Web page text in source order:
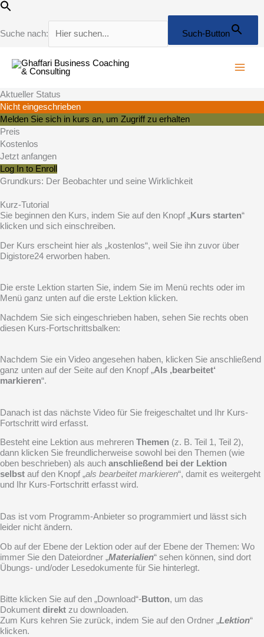
Suche nach: Such-Button
Zum
springen
Aktueller Status
Nicht eingeschrieben
Melden Sie sich in kurs an, um Zugriff zu erhalten
Preis
Kostenlos
Jetzt anfangen
Log In to Enroll
Grundkurs: Der Beobachter und seine Wirklichkeit
Kurz-Tutorial
Sie beginnen den Kurs, indem Sie auf den Knopf „Kurs starten“
klicken und sich einschreiben.
Der Kurs erscheint hier als „kostenlos“, weil Sie ihn zuvor über
Digistore24 erworben haben.
Die erste Lektion starten Sie, indem Sie im Menü rechts oder im
Menü ganz unten auf die erste Lektion klicken.
Nachdem Sie sich eingeschrieben haben, sehen Sie rechts oben
diesen Kurs-Fortschrittsbalken:
Nachdem Sie ein Video angesehen haben, klicken Sie anschließend
ganz unten auf der Seite auf den Knopf „Als ‚bearbeitet‘
markieren“.
Danach ist das nächste Video für Sie freigeschaltet und Ihr Kurs-
Fortschritt wird erfasst.
Besteht eine Lektion aus mehreren Themen (z. B. Teil 1, Teil 2),
dann klicken Sie freundlicherweise sowohl bei den Themen (wie
oben beschrieben) als auch anschließend bei der Lektion
selbst auf den Knopf „als bearbeitet markieren“, damit es weitergeht
und Ihr Kurs-Fortschritt erfasst wird.
Das ist vom Programm-Anbieter so programmiert und lässt sich
leider nicht ändern.
Ob auf der Ebene der Lektion oder auf der Ebene der Themen: Wo
immer Sie den Dateiordner „Materialien“ sehen können, sind dort
Übungs- und/oder Lesedokumente für Sie hinterlegt.
Bitte klicken Sie auf den „Download“-Button, um das
Dokument direkt zu downloaden.
Zum Kurs kehren Sie zurück, indem Sie auf den Ordner „Lektion“
klicken.
und
Kausalitäten
innere
Landkarte
und
Kausalitäten
innere
Landkarte